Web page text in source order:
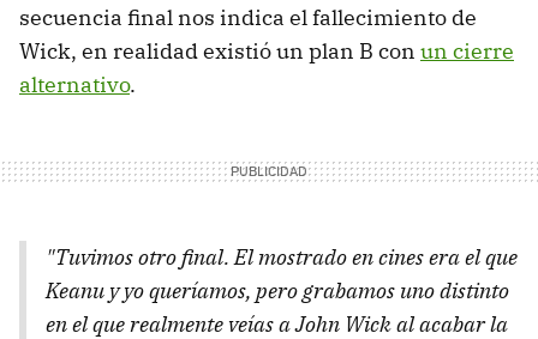
secuencia final nos indica el fallecimiento de
Wick, en realidad existió un plan B con un cierre
alternativo.
"Tuvimos otro final. El mostrado en cines era el que
Keanu y yo queríamos, pero grabamos uno distinto
en el que realmente veías a John Wick al acabar la